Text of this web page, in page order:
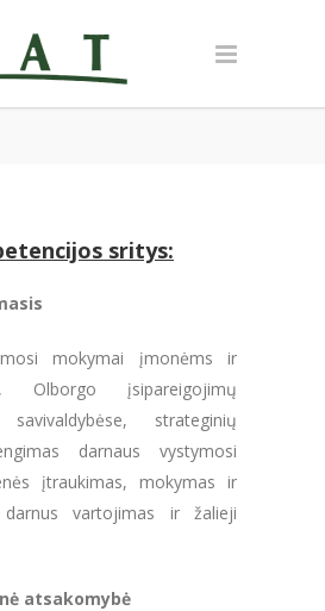
sritys:
mokymai įmonėms ir
Olborgo įsipareigojimų
savivaldybėse, strateginių
darnaus vystymosi
įtraukimas, mokymas ir
darnus vartojimas ir žalieji
atsakomybė